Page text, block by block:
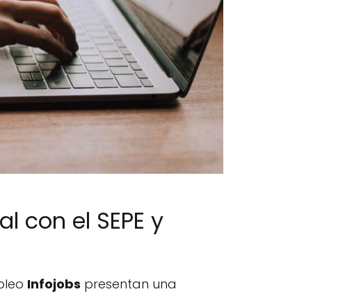
con el SEPE y
Infojobs presentan una